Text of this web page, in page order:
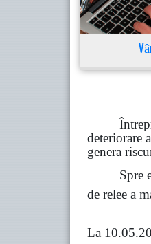
deteriorare
genera
Spre
de relee a
La